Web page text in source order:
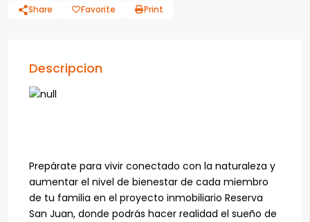
Share Favorite Print
Descripcion
Prepárate para vivir conectado con la naturaleza y
aumentar el nivel de bienestar de cada miembro
de tu familia en el proyecto inmobiliario Reserva
San Juan, donde podrás hacer realidad el sueño de